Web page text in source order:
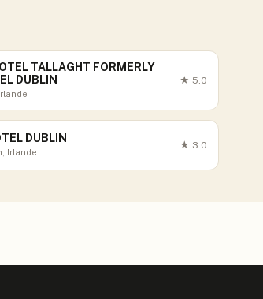
TALLAGHT FORMERLY
DUBLIN
★ 5.0
DUBLIN
Irlande
★ 3.0